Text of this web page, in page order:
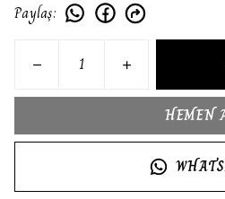
Paylaş:
HEMEN